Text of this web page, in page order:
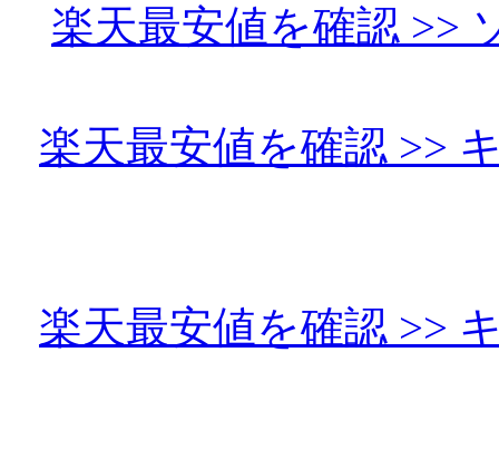
楽天最安値を確認 >>
楽天最安値を確認 >>
楽天最安値を確認 >>